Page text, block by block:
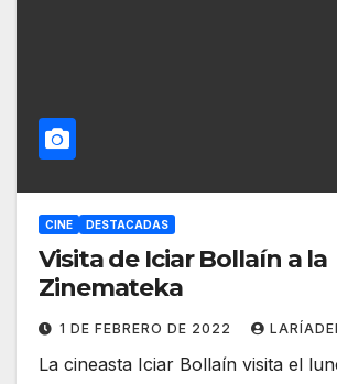
CINE DESTACADAS
Visita de Iciar Bollaín a la
Zinemateka
1 DE FEBRERO DE 2022
La cineasta Iciar Bollaín visita el